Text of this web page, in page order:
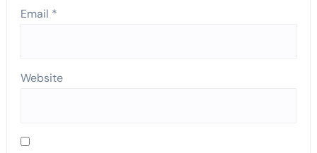
Email *
Website